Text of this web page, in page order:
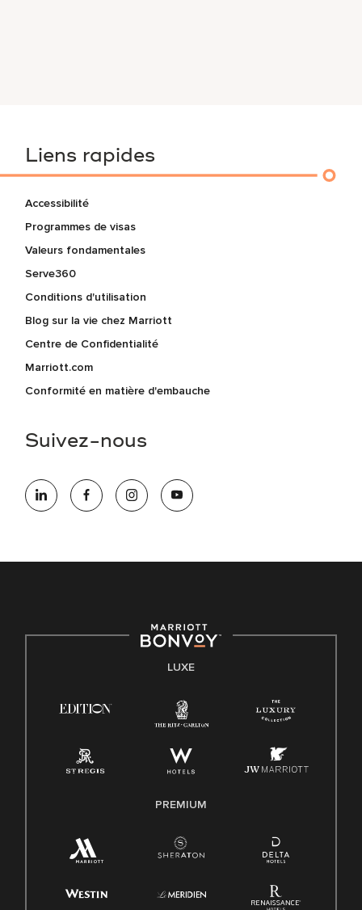
Liens rapides
Accessibilité
Programmes de visas
Valeurs fondamentales
Serve360
Conditions d'utilisation
Blog sur la vie chez Marriott
Centre de Confidentialité
Marriott.com
Conformité en matière d'embauche
Suivez-nous
LUXE
PREMIUM